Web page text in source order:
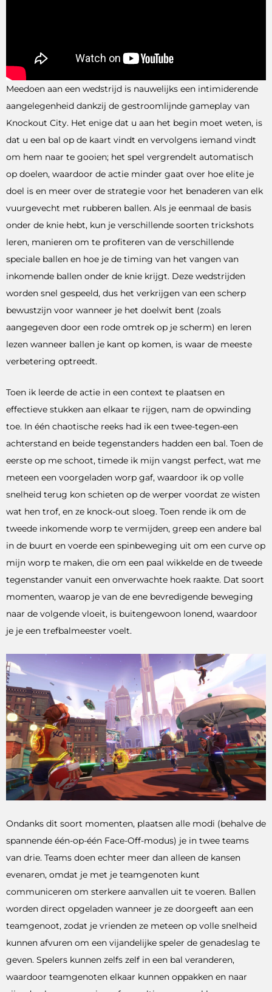
Meedoen aan een wedstrijd is nauwelijks een intimiderende
aangelegenheid dankzij de gestroomlijnde gameplay van
Knockout City. Het enige dat u aan het begin moet weten, is
dat u een bal op de kaart vindt en vervolgens iemand vindt
om hem naar te gooien; het spel vergrendelt automatisch
op doelen, waardoor de actie minder gaat over hoe elite je
doel is en meer over de strategie voor het benaderen van elk
vuurgevecht met rubberen ballen. Als je eenmaal de basis
onder de knie hebt, kun je verschillende soorten trickshots
leren, manieren om te profiteren van de verschillende
speciale ballen en hoe je de timing van het vangen van
inkomende ballen onder de knie krijgt. Deze wedstrijden
worden snel gespeeld, dus het verkrijgen van een scherp
bewustzijn voor wanneer je het doelwit bent (zoals
aangegeven door een rode omtrek op je scherm) en leren
lezen wanneer ballen je kant op komen, is waar de meeste
verbetering optreedt.
Toen ik leerde de actie in een context te plaatsen en
effectieve stukken aan elkaar te rijgen, nam de opwinding
toe. In één chaotische reeks had ik een twee-tegen-een
achterstand en beide tegenstanders hadden een bal. Toen de
eerste op me schoot, timede ik mijn vangst perfect, wat me
meteen een voorgeladen worp gaf, waardoor ik op volle
snelheid terug kon schieten op de werper voordat ze wisten
wat hen trof, en ze knock-out sloeg. Toen rende ik om de
tweede inkomende worp te vermijden, greep een andere bal
in de buurt en voerde een spinbeweging uit om een ​​​​curve op
mijn worp te maken, die om een ​​paal wikkelde en de tweede
tegenstander vanuit een onverwachte hoek raakte. Dat soort
momenten, waarop je van de ene bevredigende beweging
naar de volgende vloeit, is buitengewoon lonend, waardoor
je je een trefbalmeester voelt.
Ondanks dit soort momenten, plaatsen alle modi (behalve de
spannende één-op-één Face-Off-modus) je in twee teams
van drie. Teams doen echter meer dan alleen de kansen
evenaren, omdat je met je teamgenoten kunt
communiceren om sterkere aanvallen uit te voeren. Ballen
worden direct opgeladen wanneer je ze doorgeeft aan een
teamgenoot, zodat je vrienden ze meteen op volle snelheid
kunnen afvuren om een ​​vijandelijke speler de genadeslag te
geven. Spelers kunnen zelfs zelf in een bal veranderen,
waardoor teamgenoten elkaar kunnen oppakken en naar